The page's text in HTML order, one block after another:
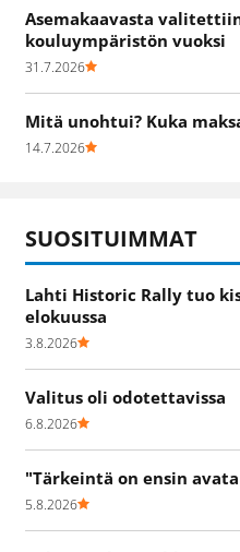
Asemakaavasta
kouluympäristön vuoksi
31.7.2026
Mitä unohtui? Kuka
14.7.2026
SUOSITUIMMAT
Lahti Historic Rally tuo
elokuussa
3.8.2026
Valitus oli odotettavissa
6.8.2026
"Tärkeintä on ensin
5.8.2026